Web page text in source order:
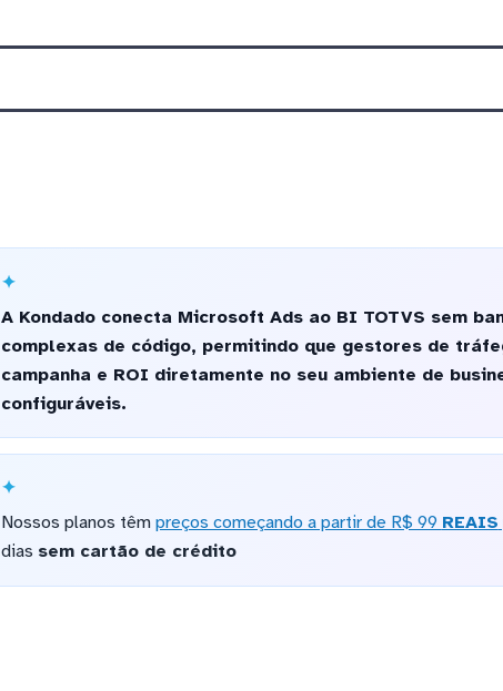
A Kondado conecta Microsoft Ads ao BI TOTVS sem
complexas de código, permitindo que gestores de
campanha e ROI diretamente no seu ambiente de
configuráveis.
Nossos planos têm preços começando a partir de R$ 99 REAIS
dias sem cartão de crédito